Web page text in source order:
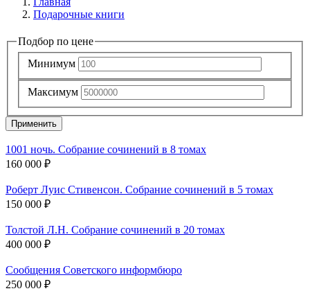
Подарочные книги
Подбор по цене
Минимум
Максимум
Применить
1001 ночь. Собрание сочинений в 8 томах
160 000 ₽
Роберт Луис Стивенсон. Собрание сочинений в 5 томах
150 000 ₽
Толстой Л.Н. Собрание сочинений в 20 томах
400 000 ₽
Сообщения Советского информбюро
250 000 ₽